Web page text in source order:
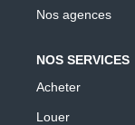
Nos agences
NOS SERVICES
Acheter
Louer